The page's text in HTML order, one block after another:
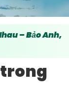
– Bảo Anh,
trong